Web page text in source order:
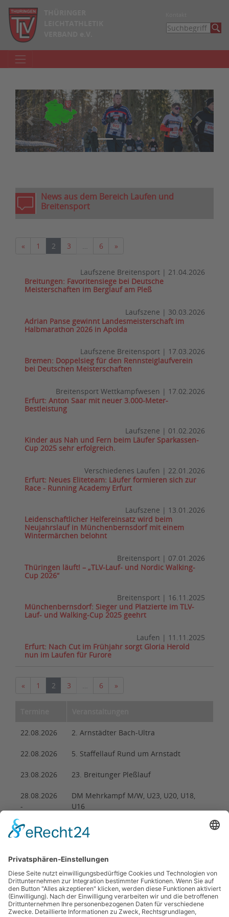
zurück weiter
News aus dem Bereich Laufen und
Breitensport
«Vorherige
1 2 3 6 »Nächste
Laufszene Breitensport | 21.04.2026
Breitungen: Favoritensiege bei Deutsche
Meisterschaften im Berglauf am Pleß
Laufszene | 30.03.2026
Adrian Panse gewinnt Landesmeisterschaft im
Halbmarathon 2026 in Apolda
Laufszene Breitensport | 17.03.2026
Bremen: Doppelsieg für den Rennsteiglaufverein
bei Deutschen Meisterschaften
Breitensport Wettkampfwesen | 17.02.2026
Erfurt: Anton Saar mit neuer 3.000-Meter-
Bestleistung
Laufszene | 01.02.2026
Kinder aus Nah und Fern beim Läufer Sparkassen-
Cup 2025 sehr erfolgreich.
Verschiedenes Laufen | 22.01.2026
Erfurt: Neues Eliteteam: Läufer formieren sich zur
Race - Running Academy Erfurt
Laufszene | 13.01.2026
Leidenschaftlicher Helfereinsatz wird beim
Neujahrslauf in Münchenbernsdorf mit einem
Wintermärchen belohnt
Breitensport | 07.01.2026
Thüringen läuft! – „TLV-Lauf- und Nordic Walking-
Cup 2026“
Breitensport | 16.11.2025
Münchenbernsdorf: Sieger und Platzierte im TLV-
Lauf- und Walking-Cup 2025 geehrt
Laufen | 11.11.2025
Erfurt: Nach Cut im Frühjahr sorgt Gloria Herold
nun im Laufen für Furore
«Vorherige
1 2 3 6 »Nächste
22.08.2026 2. Arnstädter Bach-Ultra
22.08.2026 5. Staffellauf Rund um Arnstadt
23.08.2026 23. Breitunger Pleßlauf
28.08.2026
-
DM Mehrkampf M/W, U23, U20, U18,
U16
28.08.2026 29. Partner-Vierkampf des Ohrdrufer LV
29.08.2026 43. Schülersportfest
29.08.2026 25. Elstertal-Lauf
29.08.2026 28. Mühlhäuser Altstadtlauf